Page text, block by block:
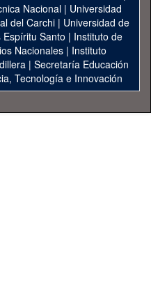
Nacional| Universidad
del Carchi| Universidad de
Espíritu Santo | Instituto de
Nacionales | Instituto
| Secretaría Educación
Tecnología e Innovación